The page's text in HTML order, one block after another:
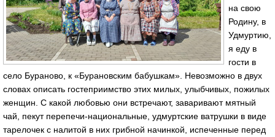
на свою
Родину, в
Удмуртию,
я еду в
гости в
село Бураново, к «Бурановским бабушкам». Невозможно в двух
словах описать гостеприимство этих милых, улыбчивых, пожилых
женщин. С какой любовью они встречают, заваривают мятный
чай, пекут перепечи-национальные, удмуртские ватрушки в виде
тарелочек с налитой в них грибной начинкой, испеченные перед